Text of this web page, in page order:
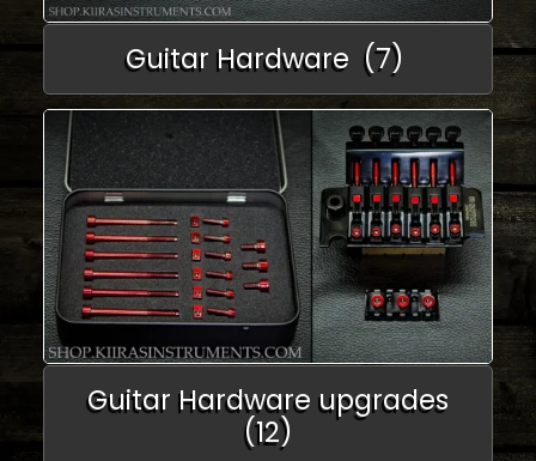
Guitar Hardware (7)
Guitar Hardware upgrades
(12)